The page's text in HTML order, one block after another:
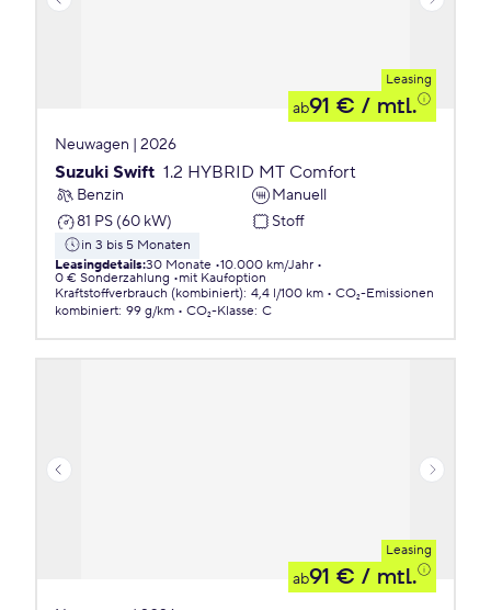
Leasing
ab91 € / mtl.
Neuwagen | 2026
Suzuki Swift 1.2 HYBRID MT Comfort
Benzin
Manuell
81 PS (60 kW)
Stoff
in 3 bis 5 Monaten
Leasingdetails:30 Monate 10.000 km/Jahr
0 € Sonderzahlung
mit Kaufoption
Kraftstoffverbrauch (kombiniert): 4,4 l/100 km
CO₂-Emissionen
kombiniert: 99 g/km CO₂-Klasse: C
Leasing
ab91 € / mtl.